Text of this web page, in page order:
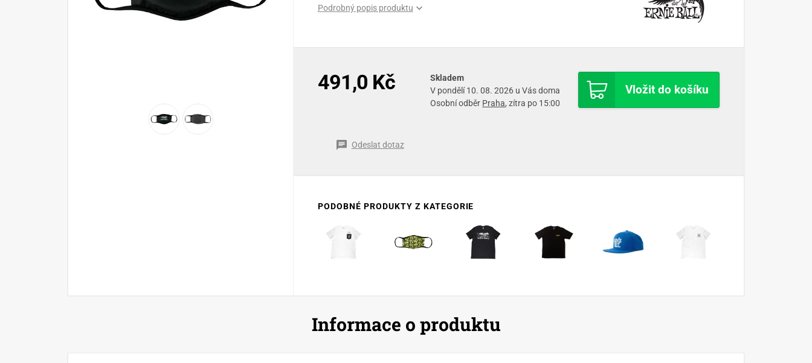
Podrobný popis produktu
491,0 Kč Vložit do košíku
Skladem
V pondělí 10. 08. 2026 u Vás doma
Osobní odběr Praha, zítra po 15:00
Odeslat dotaz
PODOBNÉ PRODUKTY Z KATEGORIE
Informace o produktu